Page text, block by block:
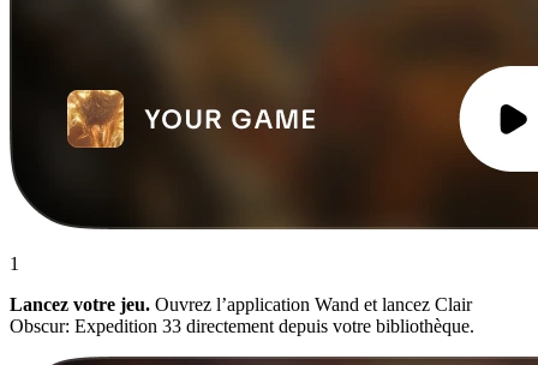
1
Lancez votre jeu. Ouvrez l’application Wand et lancez Clair
Obscur: Expedition 33 directement depuis votre bibliothèque.